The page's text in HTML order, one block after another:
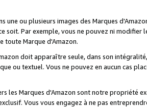
une ou plusieurs images des Marques
soit. Par exemple, vous ne pouvez ni
toute Marque d'Amazon.
doit apparaître seule, dans son
ou textuel. Vous ne pouvez en aucun cas
les Marques d'Amazon sont notre propriété
Vous vous engagez à ne pas